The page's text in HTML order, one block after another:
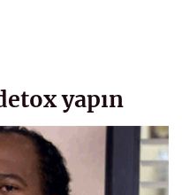
yapın